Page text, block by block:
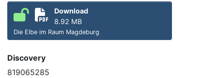
Download
8.92 MB
Die Elbe im Raum Magdeburg
Discovery
819065285